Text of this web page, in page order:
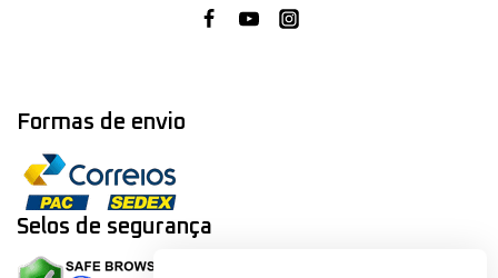
Formas de envio
Selos de segurança